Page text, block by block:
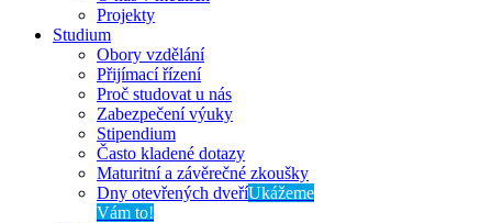
Projekty
Studium
Obory vzdělání
Přijímací řízení
Proč studovat u nás
Zabezpečení výuky
Stipendium
Často kladené dotazy
Maturitní a závěrečné zkoušky
Dny otevřených dveříUkážeme
Vám to!